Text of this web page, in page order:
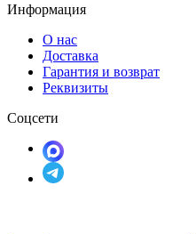
Информация
О нас
Доставка
Гарантия и возврат
Реквизиты
Соцсети